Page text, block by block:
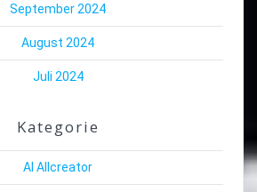
September 2024
August 2024
Juli 2024
Kategorie
AI Allcreator